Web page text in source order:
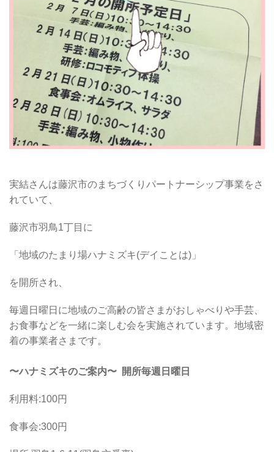
実結さんは藤沢市のまちづくりパートナーシップ事業をさ
れていて、
藤沢市羽鳥1丁目に
「地域のたまり場ハナミズキ(デイことは)」
を開所され、
毎週日曜日に地域のご高齢の皆さまがおしゃべりや手芸、
お食事などを一緒に楽しむ会を実施されています。地域密
着の事業者さまです。
〜ハナミズキのご案内〜 開所毎週日曜日
利用料:100円
食事会:300円